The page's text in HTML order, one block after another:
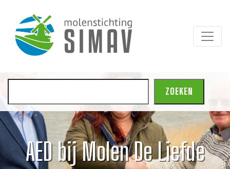
ZOEKEN
AED bij Molen De Liefde